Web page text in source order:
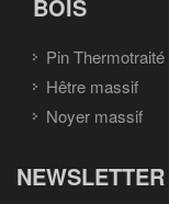
BOIS
Pin Thermotraité
Hêtre massif
Noyer massif
NEWSLETTER